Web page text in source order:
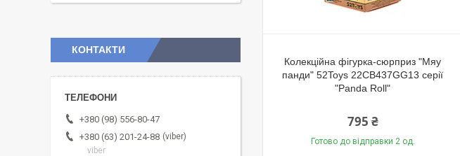
Колекційна фігурка-сюрприз "Мяу
панди" 52Toys 22CB437GG13 серії
"Panda Roll"
795 ₴
Готово до відправки 2 од.
КОНТАКТИ
+380 (98) 556-80-47
+380 (63) 201-24-88 viber
viber